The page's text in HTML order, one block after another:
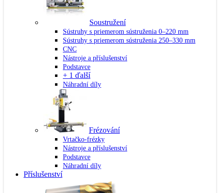
Soustružení
Sústruhy s priemerom sústruženia 0–220 mm
Sústruhy s priemerom sústruženia 250–330 mm
CNC
Nástroje a příslušenství
Podstavce
+ 1 ďalší
Náhradní díly
Frézování
Vrtačko-frézky
Nástroje a příslušenství
Podstavce
Náhradní díly
Příslušenství